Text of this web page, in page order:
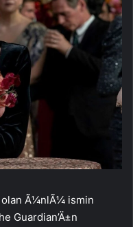
olan Ã¼nlÃ¼ ismin
Guardian’Ä±n